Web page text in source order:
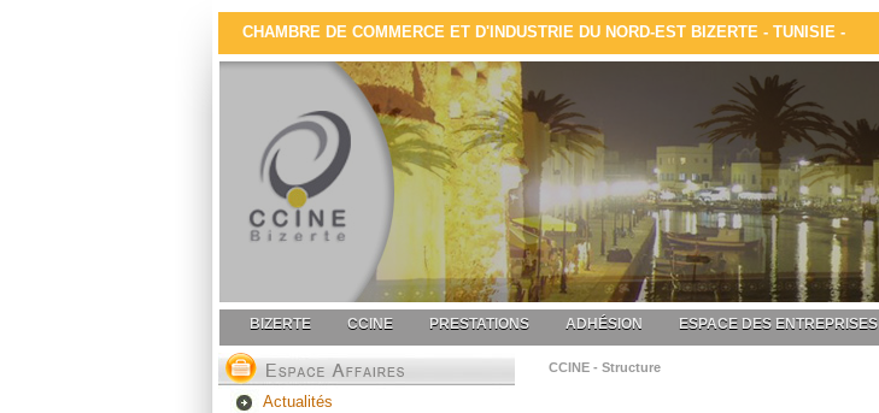
CHAMBRE DE COMMERCE ET D'INDUSTRIE DU NORD-EST BIZERTE - TUNISIE -
BIZERTE CCINE PRESTATIONS ADHÉSION ESPACE DES ENTREPRISES
Actualités
CCINE - Structure